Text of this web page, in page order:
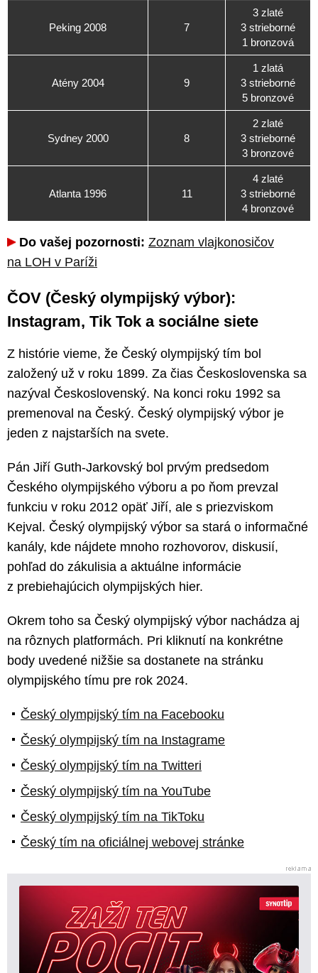
Peking 2008 7
3 zlaté
3 strieborné
1 bronzová
Atény 2004 9
1 zlatá
3 strieborné
5 bronzové
Sydney 2000 8
2 zlaté
3 strieborné
3 bronzové
Atlanta 1996 11
4 zlaté
3 strieborné
4 bronzové
Do vašej pozornosti: Zoznam vlajkonosičov
na LOH v Paríži
ČOV (Český olympijský výbor):
Instagram, Tik Tok a sociálne siete
Z histórie vieme, že Český olympijský tím bol
založený už v roku 1899. Za čias Československa sa
nazýval Československý. Na konci roku 1992 sa
premenoval na Český. Český olympijský výbor je
jeden z najstarších na svete.
Pán Jiří Guth-Jarkovský bol prvým predsedom
Českého olympijského výboru a po ňom prevzal
funkciu v roku 2012 opäť Jiří, ale s priezviskom
Kejval. Český olympijský výbor sa stará o informačné
kanály, kde nájdete mnoho rozhovorov, diskusií,
pohľad do zákulisia a aktuálne informácie
z prebiehajúcich olympijských hier.
Okrem toho sa Český olympijský výbor nachádza aj
na rôznych platformách. Pri kliknutí na konkrétne
body uvedené nižšie sa dostanete na stránku
olympijského tímu pre rok 2024.
Český olympijský tím na Facebooku
Český olympijský tím na Instagrame
Český olympijský tím na Twitteri
Český olympijský tím na YouTube
Český olympijský tím na TikToku
Český tím na oficiálnej webovej stránke